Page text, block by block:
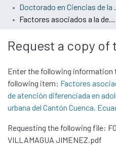
Factores asociados a la demanda de servicios de atención diferenciada en adolescentes escolarizados - área urbana del Cantón Cuenca, Ecuador 2014
Request a copy of
Enter the following information
following item: Factores
de atención diferenciada en
urbana del Cantón Cuenca,
Requesting the following file:
VILLAMAGUA JIMENEZ.pdf